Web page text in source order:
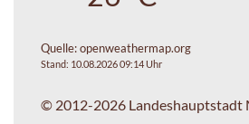
Quelle:openweathermap.org
Stand: 10.08.2026 09:14 Uhr
© 2012-2026 Landeshauptstadt